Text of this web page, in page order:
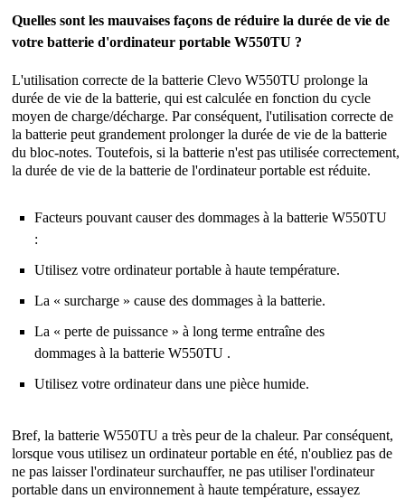
Quelles sont les mauvaises façons de réduire la durée de vie de
votre batterie d'ordinateur portable W550TU ?
L'utilisation correcte de labatterie Clevo W550TUprolonge la
durée de vie de la batterie, qui est calculée en fonction du cycle
moyen de charge/décharge. Par conséquent, l'utilisation correcte de
la batterie peut grandement prolonger la durée de vie de la batterie
du bloc-notes. Toutefois, si la batterie n'est pas utilisée correctement,
la durée de vie de la batterie de l'ordinateur portable est réduite.
Facteurs pouvant causer des dommages à la batterie W550TU
:
Utilisez votre ordinateur portable à haute température.
La « surcharge » cause des dommages à la batterie.
La « perte de puissance » à long terme entraîne des
dommages à la batterie W550TU .
Utilisez votre ordinateur dans une pièce humide.
Bref, la batterie W550TU a très peur de la chaleur. Par conséquent,
lorsque vous utilisez un ordinateur portable en été, n'oubliez pas de
ne pas laisser l'ordinateur surchauffer, ne pas utiliser l'ordinateur
portable dans un environnement à haute température, essayez